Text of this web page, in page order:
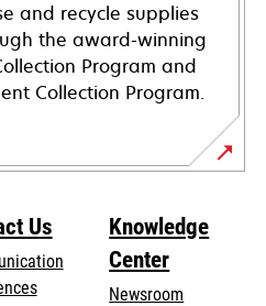
and recycle supplies
the award-winning
Program and
Collection Program.
Us
Knowledge
Center
Newsroom